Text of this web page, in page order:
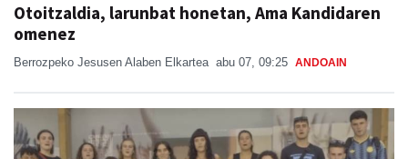
Otoitzaldia, larunbat honetan, Ama Kandidaren
omenez
Berrozpeko Jesusen Alaben Elkartea abu 07, 09:25 ANDOAIN